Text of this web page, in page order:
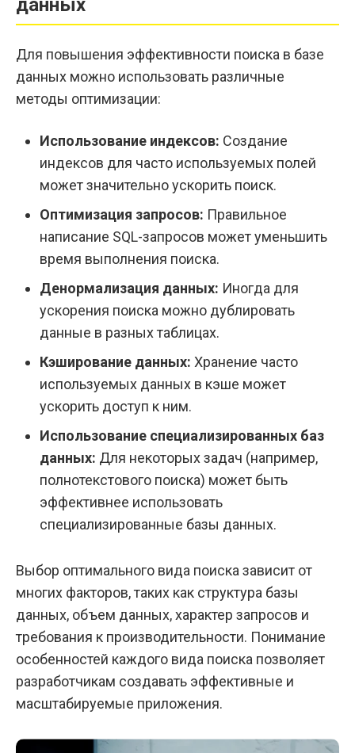
данных
Для повышения эффективности поиска в базе
данных можно использовать различные
методы оптимизации:
Использование индексов: Создание
индексов для часто используемых полей
может значительно ускорить поиск.
Оптимизация запросов: Правильное
написание SQL-запросов может уменьшить
время выполнения поиска.
Денормализация данных: Иногда для
ускорения поиска можно дублировать
данные в разных таблицах.
Кэширование данных: Хранение часто
используемых данных в кэше может
ускорить доступ к ним.
Использование специализированных баз
данных: Для некоторых задач (например,
полнотекстового поиска) может быть
эффективнее использовать
специализированные базы данных.
Выбор оптимального вида поиска зависит от
многих факторов, таких как структура базы
данных, объем данных, характер запросов и
требования к производительности. Понимание
особенностей каждого вида поиска позволяет
разработчикам создавать эффективные и
масштабируемые приложения.